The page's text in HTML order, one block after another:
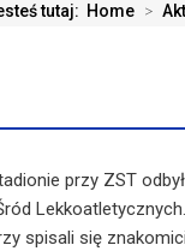
tutaj: Home >
przy ZST
spisali się